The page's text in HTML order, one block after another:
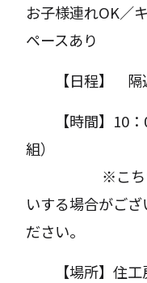
お子様連れOK／
ペースあり
【日程】 隔
【時間】10：
組）
※こちらの
いする場合がご
ださい。
【場所】住工